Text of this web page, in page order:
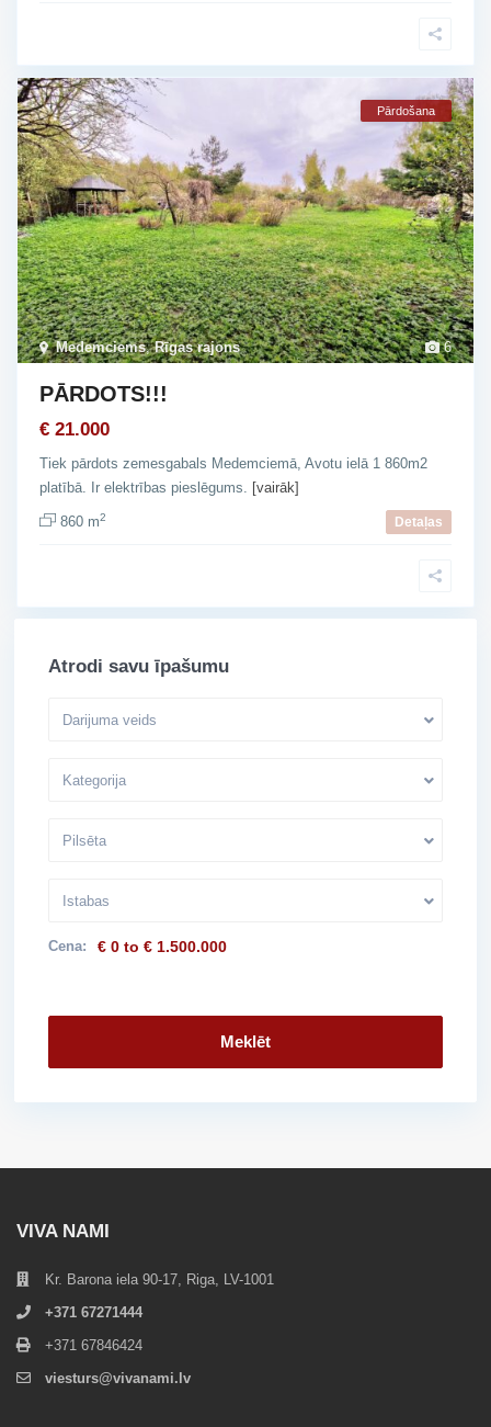
6
Medemciems,Rīgas rajons
Pārdošana
PĀRDOTS!!!
€ 21.000
Tiek pārdots zemesgabals Medemciemā, Avotu ielā 1 860m2
platībā. Ir elektrības pieslēgums.
[vairāk]
860 m2 Detaļas
Atrodi savu īpašumu
Darijuma veids
Kategorija
Pilsēta
Istabas
Cena: € 0 to € 1.500.000
Meklēt
VIVA NAMI
Kr. Barona iela 90-17, Riga, LV-1001
+371 67271444
+371 67846424
viesturs@vivanami.lv